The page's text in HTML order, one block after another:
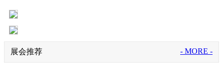
展会推荐 - MORE -